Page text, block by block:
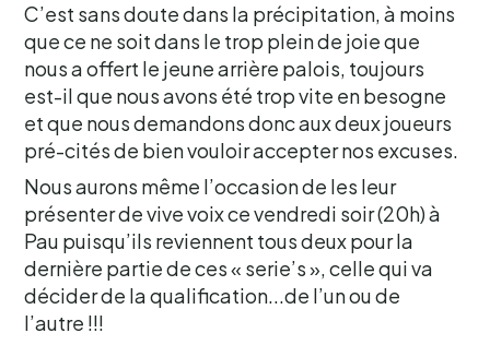
C’est sans doute dans la précipitation, à moins
que ce ne soit dans le trop plein de joie que
nous a offert le jeune arrière palois, toujours
est-il que nous avons été trop vite en besogne
et que nous demandons donc aux deux joueurs
pré-cités de bien vouloir accepter nos excuses.
Nous aurons même l’occasion de les leur
présenter de vive voix ce vendredi soir (20h) à
Pau puisqu’ils reviennent tous deux pour la
dernière partie de ces « serie’s », celle qui va
décider de la qualification...de l’un ou de
l’autre !!!